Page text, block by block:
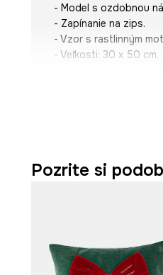
- Model s ozdobnou
- Zapínanie na zips.
- Vzor s rastlinným
- Veľkosti: 30 x 50 cm.
Pozrite si